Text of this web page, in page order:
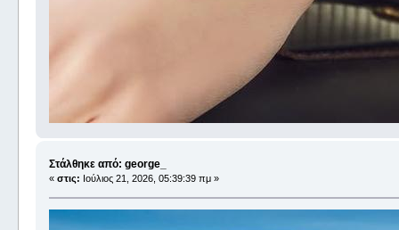
Στάλθηκε από: george_
« στις: Ιούλιος 21, 2026, 05:39:39 πμ »